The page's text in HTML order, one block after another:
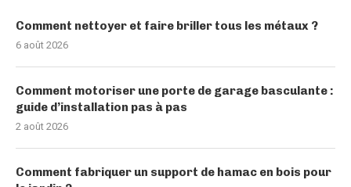
Comment nettoyer et faire briller tous les métaux ?
6 août 2026
Comment motoriser une porte de garage basculante :
guide d’installation pas à pas
2 août 2026
Comment fabriquer un support de hamac en bois pour